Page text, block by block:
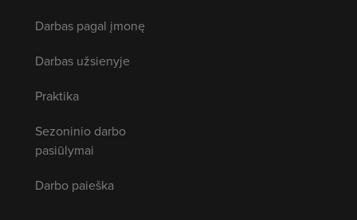
Darbas pagal įmonę
Darbas užsienyje
Praktika
Sezoninio darbo
pasiūlymai
Darbo paieška